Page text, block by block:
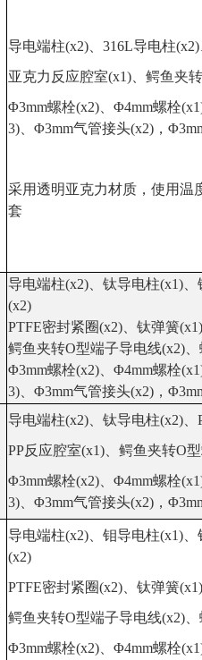
导电端柱(x2)、316L导电柱
亚克力反应腔室(x1)、鳄鱼夹
Φ3mm螺栓(x2)、Φ4mm螺栓
3)、Φ3mm气管接头(x2)，
采用透明亚克力材质，使用温
套
导电端柱(x2)、钛导电柱(x1)、
(x2)
PTFE密封紧圈(x2)、 钛弹簧
鳄鱼夹转O型端子导电线(x2)
Φ3mm螺栓(x2)、Φ4mm螺栓
3)、Φ3mm气管接头(x2)，
导电端柱(x2)、钛导电柱(x2)、
PP反应腔室(x1)、鳄鱼夹转O
Φ3mm螺栓(x2)、Φ4mm螺栓
3)、Φ3mm气管接头(x2)，
导电端柱(x2)、钼导电柱(x1)、
(x2)
PTFE密封紧圈(x2)、 钛弹簧
鳄鱼夹转O型端子导电线(x2)
Φ3mm螺栓(x2)、Φ4mm螺栓